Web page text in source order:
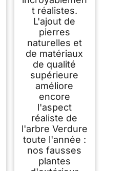
t réalistes.
L'ajout de
pierres
naturelles et
de matériaux
de qualité
supérieure
améliore
encore
l'aspect
réaliste de
l'arbre Verdure
toute l'année :
nos fausses
plantes